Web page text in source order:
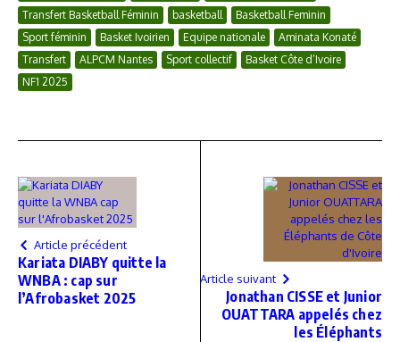
Transfert Basketball Féminin
basketball
Basketball Feminin
Sport féminin
Basket Ivoirien Equipe nationale
Aminata Konaté
Transfert
ALPCM Nantes Sport collectif
Basket Côte d’Ivoire
NF1 2025
Article précédent
Kariata DIABY quitte la
WNBA : cap sur
l’Afrobasket 2025
Article suivant
Jonathan CISSE et Junior
OUATTARA appelés chez
les Éléphants